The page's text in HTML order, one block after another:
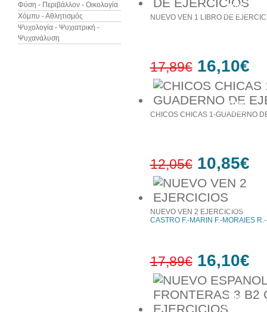
Φύση - Περιβάλλον - Οικολογία
Χόμπυ - Αθλητισμός
Ψυχολογία - Ψυχιατρική -
Ψυχανάλυση
10%
έκπτωση
10%
έκπτωση
NUEVO VEN 1 LIBRO DE
17,89€ 16,10€
10%
έκπτωση
CHICOS CHICAS 1-GUADERNO
12,05€ 10,85€
10%
έκπτωση
NUEVO VEN 2 EJERCICIOS
CASTRO F.-MARIN F.-MORAIES
17,89€ 16,10€